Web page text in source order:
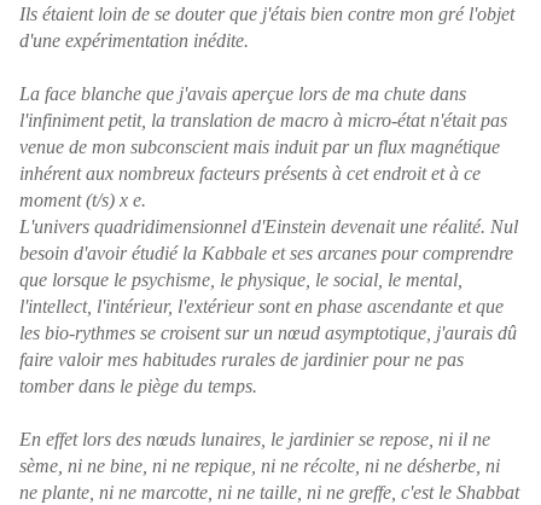
Ils étaient loin de se douter que j'étais bien contre mon gré l'objet
d'une expérimentation inédite.
La face blanche que j'avais aperçue lors de ma chute dans
l'infiniment petit, la translation de macro à micro-état n'était pas
venue de mon subconscient mais induit par un flux magnétique
inhérent aux nombreux facteurs présents à cet endroit et à ce
moment (t/s) x e.
L'univers quadridimensionnel d'Einstein devenait une réalité. Nul
besoin d'avoir étudié la Kabbale et ses arcanes pour comprendre
que lorsque le psychisme, le physique, le social, le mental,
l'intellect, l'intérieur, l'extérieur sont en phase ascendante et que
les bio-rythmes se croisent sur un nœud asymptotique, j'aurais dû
faire valoir mes habitudes rurales de jardinier pour ne pas
tomber dans le piège du temps.
En effet lors des nœuds lunaires, le jardinier se repose, ni il ne
sème, ni ne bine, ni ne repique, ni ne récolte, ni ne désherbe, ni
ne plante, ni ne marcotte, ni ne taille, ni ne greffe, c'est le Shabbat